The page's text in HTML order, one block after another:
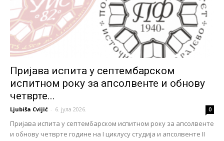
Пријава испита у септембарском
испитном року за апсолвенте и обнову
четврте...
Ljubiša Cvijić - 6. јула 2026. 0
Пријава испита у септембарском испитном року за апсолвенте
и обнову четврте године на I циклусу студија и апсолвенте II